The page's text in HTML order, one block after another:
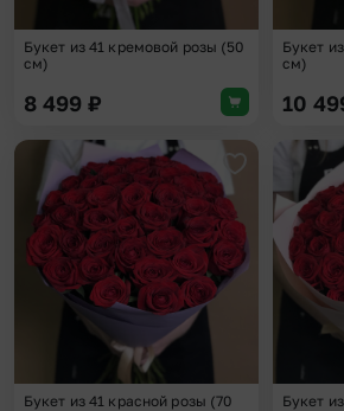
Букет из 41 кремовой розы (50
см)
8 499 ₽
Букет
см)
10
Добавить в
Букет из 41 красной розы (70
Букет